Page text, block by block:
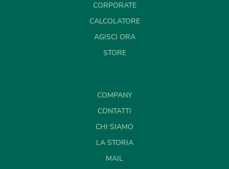
CORPORATE
CALCOLATORE
AGISCI ORA
STORE
COMPANY
CONTATTI
CHI SIAMO
LA STORIA
MAIL